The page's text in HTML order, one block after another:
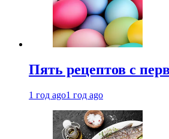
Пять рецептов с
1 год ago1 год ago